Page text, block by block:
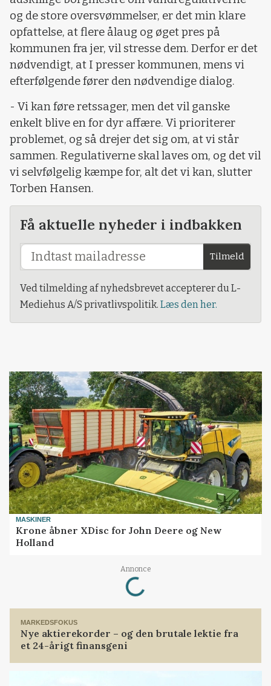
og de store oversvømmelser, er det min klare
opfattelse, at flere ålaug og øget pres på
kommunen fra jer, vil stresse dem. Derfor er det
nødvendigt, at I presser kommunen, mens vi
efterfølgende fører den nødvendige dialog.
- Vi kan føre retssager, men det vil ganske
enkelt blive en for dyr affære. Vi prioriterer
problemet, og så drejer det sig om, at vi står
sammen. Regulativerne skal laves om, og det vil
vi selvfølgelig kæmpe for, alt det vi kan, slutter
Torben Hansen.
Få aktuelle nyheder i indbakken
Tilmeld
Ved tilmelding af nyhedsbrevet accepterer du L-
Mediehus A/S privatlivspolitik. Læs den her.
MASKINER
Krone åbner XDisc for John Deere og New
Holland
Annonce
Loading...
MARKEDSFOKUS
Nye aktierekorder – og den brutale lektie fra
et 24-årigt finansgeni